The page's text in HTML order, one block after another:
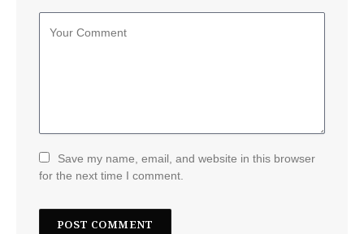
Save my name, email, and website in this browser
for the next time I comment.